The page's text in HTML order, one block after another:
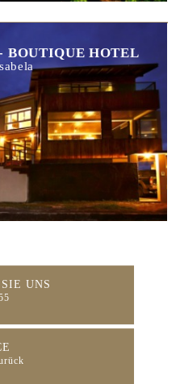
BOUTIQUE HOTEL
UNS